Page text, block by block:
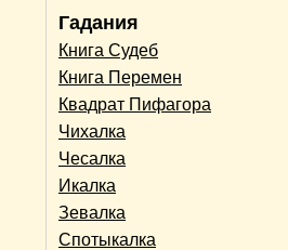
Гадания
Книга Судеб
Книга Перемен
Квадрат Пифагора
Чихалка
Чесалка
Икалка
Зевалка
Спотыкалка